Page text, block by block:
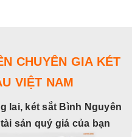
CHUYÊN GIA KÉT
VIỆT NAM
lai, két sắt Bình Nguyên
sản quý giá của bạn